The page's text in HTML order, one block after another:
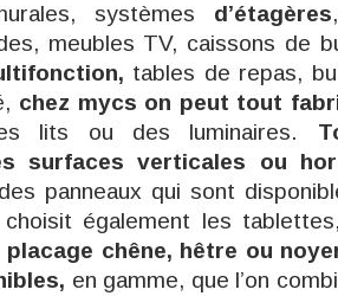
systèmes d’étagères
meubles TV, caissons de
tables de repas,
chez mycs on peut tout
lits ou des luminaires.
surfaces verticales ou
panneaux qui sont
choisit également les
chêne, hêtre ou
en gamme, que l’on